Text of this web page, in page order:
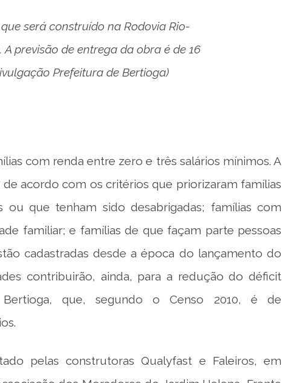
será construído na Rodovia Rio-
previsão de entrega da obra é de 16
Prefeitura de Bertioga)
com renda entre zero e três salários mínimos. A
acordo com os critérios que priorizaram famílias
que tenham sido desabrigadas; famílias com
familiar; e famílias de que façam parte pessoas
cadastradas desde a época do lançamento do
contribuirão, ainda, para a redução do déficit
que, segundo o Censo 2010, é de
pelas construtoras Qualyfast e Faleiros, em